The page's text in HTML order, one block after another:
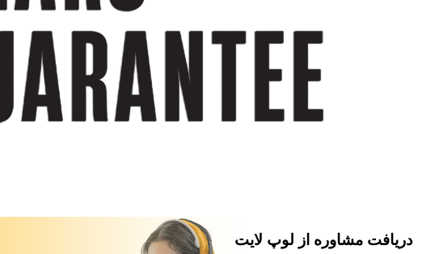
دریافت مشاوره از لوپ لایت